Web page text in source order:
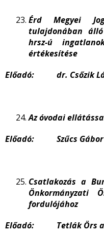
Érd Megyei
tulajdonában
hrsz-ú
értékesítése
Előadó: dr. Csőzik
Az óvodai
Előadó: Szűcs Gábor
Csatlakozás a
Önkormányzati
fordulójához
Előadó: Tetlák Örs